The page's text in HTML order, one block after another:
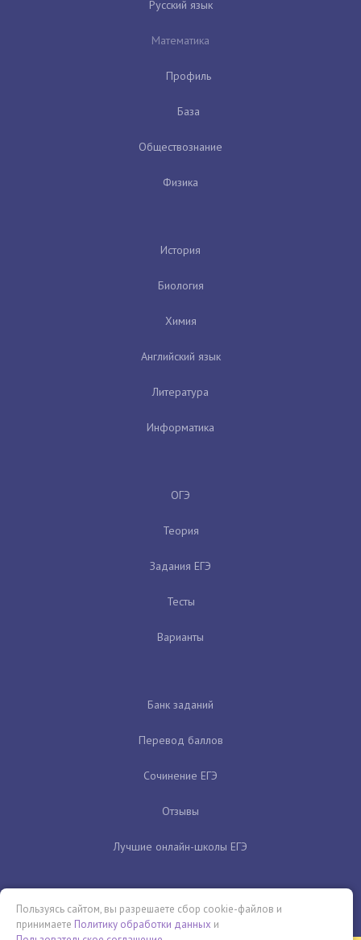
Русский язык
Математика
Профиль
База
Обществознание
Физика
История
Биология
Химия
Английский язык
Литература
Информатика
ОГЭ
Теория
Задания ЕГЭ
Тесты
Варианты
Банк заданий
Перевод баллов
Сочинение ЕГЭ
Отзывы
Лучшие онлайн-школы ЕГЭ
Пользуясь сайтом, вы разрешаете сбор cookie-файлов и
принимаете Политику обработки данных и